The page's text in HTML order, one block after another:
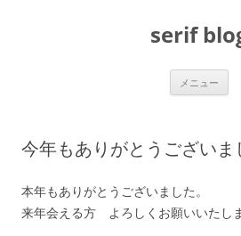
serif
メニュー
今年もありがとうございま
本年もありがとうございました。
来年会える方 よろしくお願いいたしま